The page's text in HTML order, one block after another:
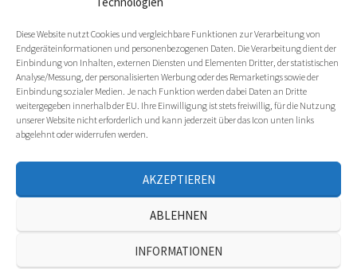
Diese Website nutzt Cookies und vergleichbare Funktionen zur Verarbeitung von
Endgeräteinformationen und personenbezogenen Daten. Die Verarbeitung dient der
Einbindung von Inhalten, externen Diensten und Elementen Dritter, der statistischen
Analyse/Messung, der personalisierten Werbung oder des Remarketings sowie der
Einbindung sozialer Medien. Je nach Funktion werden dabei Daten an Dritte
weitergegeben innerhalb der EU. Ihre Einwilligung ist stets freiwillig, für die Nutzung
unserer Website nicht erforderlich und kann jederzeit über das Icon unten links
abgelehnt oder widerrufen werden.
AKZEPTIEREN
ABLEHNEN
INFORMATIONEN
Kontakt
Impressum
Datenschutz­erklärung